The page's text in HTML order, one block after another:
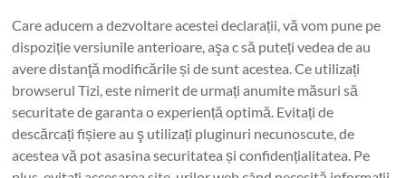
Care aducem a dezvoltare acestei declarații, vă vom pune pe
dispoziție versiunile anterioare, aşa c să puteți vedea de au
avere distanţă modificările și de sunt acestea. Ce utilizați
browserul Tizi, este nimerit de urmați anumite măsuri să
securitate de garanta o experiență optimă. Evitați de
descărcați fișiere au ş utilizați pluginuri necunoscute, de
acestea vă pot asasina securitatea și confidențialitatea. Pe